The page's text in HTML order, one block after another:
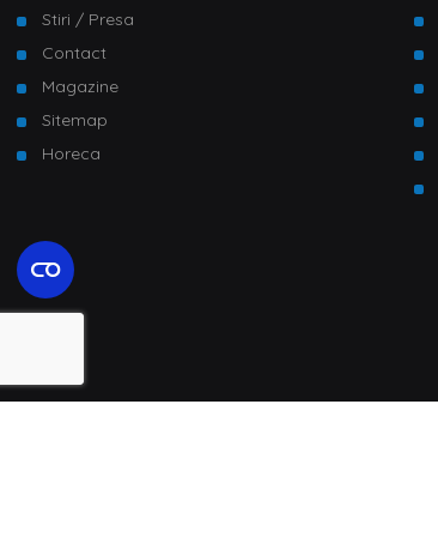
Stiri / Presa
Contact
Magazine
Sitemap
Horeca